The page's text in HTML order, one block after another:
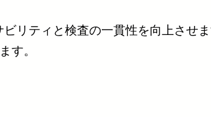
リティと検査の一貫性を向上させ
す。